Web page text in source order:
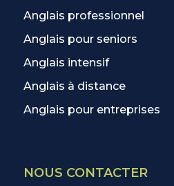
Anglais professionnel
Anglais pour seniors
Anglais intensif
Anglais à distance
Anglais pour entreprises
NOUS CONTACTER